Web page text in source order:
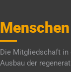
Die Mitgliedschaft in
Ausbau der